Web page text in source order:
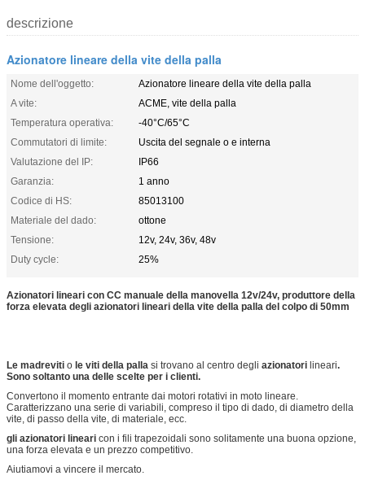
descrizione
Azionatore lineare della vite della palla
Nome dell'oggetto:
Azionatore lineare della vite della palla
A vite:
ACME, vite della palla
Temperatura operativa:
-40°C/65°C
Commutatori di limite:
Uscita del segnale o e interna
Valutazione del IP:
IP66
Garanzia:
1 anno
Codice di HS:
85013100
Materiale del dado:
ottone
Tensione:
12v, 24v, 36v, 48v
Duty cycle:
25%
Azionatori lineari con CC manuale della manovella 12v/24v, produttore della
forza elevata degli azionatori lineari della vite della palla del colpo di 50mm
Le madreviti o le viti della palla si trovano al centro degli azionatori lineari.
Sono soltanto una delle scelte per i clienti.
Convertono il momento entrante dai motori rotativi in moto lineare.
Caratterizzano una serie di variabili, compreso il tipo di dado, di diametro della
vite, di passo della vite, di materiale, ecc.
gli azionatori lineari con i fili trapezoidali sono solitamente una buona opzione,
una forza elevata e un prezzo competitivo.
Aiutiamovi a vincere il mercato.